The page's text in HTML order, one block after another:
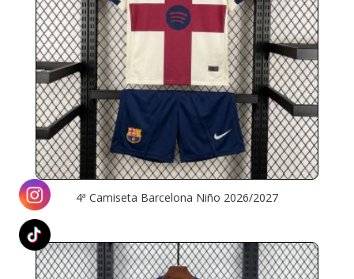
4ª Camiseta Barcelona Niño 2026/2027